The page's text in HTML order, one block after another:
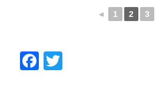
◄ 1 2 3
F